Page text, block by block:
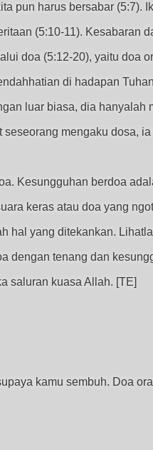
pun harus bersabar (5:7).
(5:10-11). Kesabaran
doa (5:12-20), yaitu doa
di hadapan
luar biasa, dia hanyalah
mengaku dosa,
Kesungguhan berdoa
keras atau doa yang
hal yang ditekankan.
dengan tenang dan
saluran kuasa Allah. [TE]
kamu sembuh. Doa